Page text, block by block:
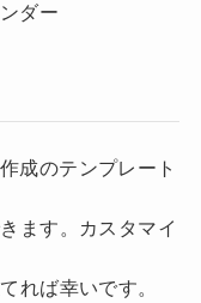
ダー
成のテンプレート
ます。カスタマイ
れば幸いです。